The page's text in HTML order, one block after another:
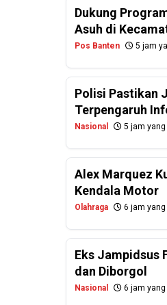
Dukung
Asuh di
Pos Banten 5 jam
Polisi Pastikan
Terpengaruh
Nasional 5 jam yang
Alex Marquez
Kendala Motor
Olahraga 6 jam yang
Eks Jampidsus
dan Diborgol
Nasional 6 jam yang